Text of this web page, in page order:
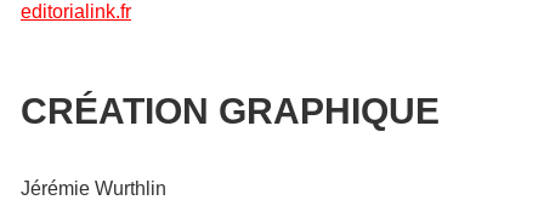
editorialink.fr
CRÉATION GRAPHIQUE
Jérémie Wurthlin